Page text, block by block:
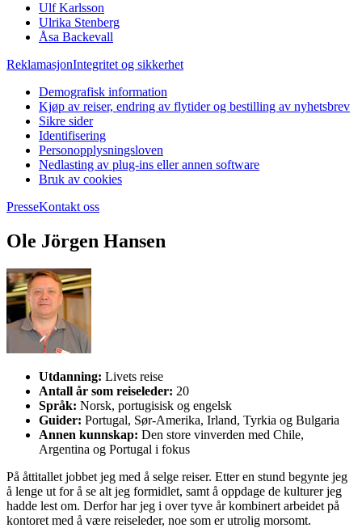
Ulf Karlsson
Ulrika Stenberg
Åsa Backevall
ReklamasjonIntegritet og sikkerhet
Demografisk information
Kjøp av reiser, endring av flytider og bestilling av nyhetsbrev
Sikre sider
Identifisering
Personopplysningsloven
Nedlasting av plug-ins eller annen software
Bruk av cookies
PresseKontakt oss
Ole Jörgen Hansen
Utdanning: Livets reise
Antall år som reiseleder: 20
Språk: Norsk, portugisisk og engelsk
Guider: Portugal, Sør-Amerika, Irland, Tyrkia og Bulgaria
Annen kunnskap: Den store vinverden med Chile,
Argentina og Portugal i fokus
På åttitallet jobbet jeg med å selge reiser. Etter en stund begynte jeg
å lenge ut for å se alt jeg formidlet, samt å oppdage de kulturer jeg
hadde lest om. Derfor har jeg i over tyve år kombinert arbeidet på
kontoret med å være reiseleder, noe som er utrolig morsomt.